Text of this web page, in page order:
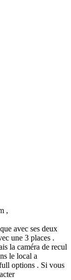
,
avec ses deux
une 3 places .
la caméra de recul
le local a
options . Si vous